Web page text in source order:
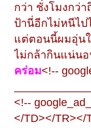
กว่า ชั่งโมงกว่า
ป้านี่อีกไม่หนีไป
แต่ตอนนี้ผมอุ่นใ
ไม่กล้ากินแน่น
คร่อม<!--
<!--
</TD></TR></